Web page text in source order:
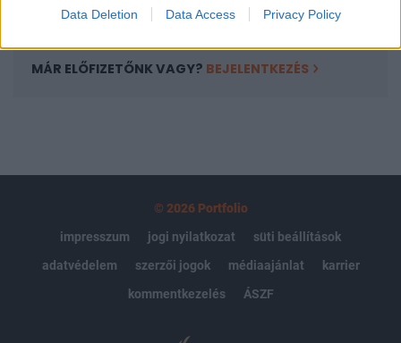
Data Deletion Data Access Privacy Policy
MÁR ELŐFIZETŐNK VAGY? BEJELENTKEZÉS
© 2026 Portfolio
impresszum
jogi nyilatkozat
süti beállítások
adatvédelem
szerzői jogok médiaajánlat
karrier
kommentkezelés
ÁSZF